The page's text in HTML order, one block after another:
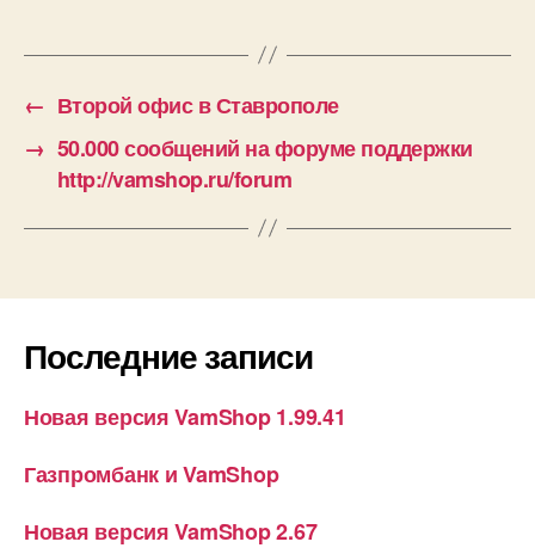
← Второй офис в Ставрополе
→ 50.000 сообщений на форуме поддержки
http://vamshop.ru/forum
Последние записи
Новая версия VamShop 1.99.41
Газпромбанк и VamShop
Новая версия VamShop 2.67